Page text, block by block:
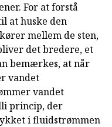
For at forstå
at huske den
mellem de sten,
det bredere, et
bemærkes, at når
vandet
vandet
princip, der
i fluidstrømmen